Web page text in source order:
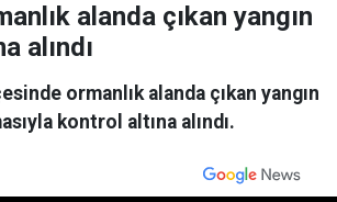
alanda çıkan yangın
alındı
ormanlık alanda çıkan yangın
kontrol altına alındı.